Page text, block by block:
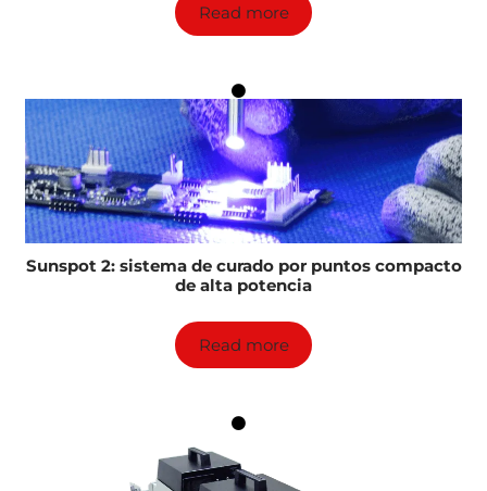
Read more
Sunspot 2: sistema de curado por puntos compacto
de alta potencia
Read more